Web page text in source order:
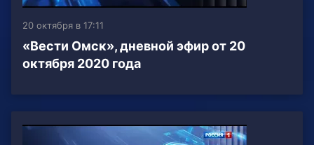
20 октября в 17:11
«Вести Омск», дневной эфир от 20
октября 2020 года